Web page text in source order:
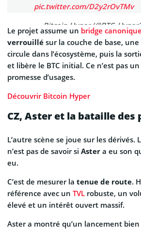
pic.twitter.com/D2y2rOvTMv
— Bitcoin Hyper
September 16, 2025
Le projet assume un bridge canonique
verrouillé sur la couche de base,
circule dans l’écosystème, puis la
et libère le BTC initial. Ce n’est pas un
promesse d’usages.
Découvrir Bitcoin Hyper
CZ, Aster et la bataille des
L’autre scène se joue sur les
n’est pas de savoir si Aster a eu son
eu.
C’est de mesurer la tenue de route.
référence avec un TVL robuste, un
élevé et un intérêt ouvert massif.
Aster a montré qu’un lancement bien